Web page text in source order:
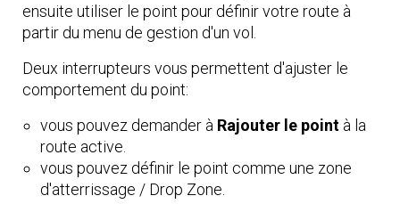
ensuite utiliser le point pour définir votre route à
partir du menu de gestion d'un vol.
Deux interrupteurs vous permettent d'ajuster le
comportement du point:
vous pouvez demander à Rajouter le point à la
route active.
vous pouvez définir le point comme une zone
d'atterrissage / Drop Zone.